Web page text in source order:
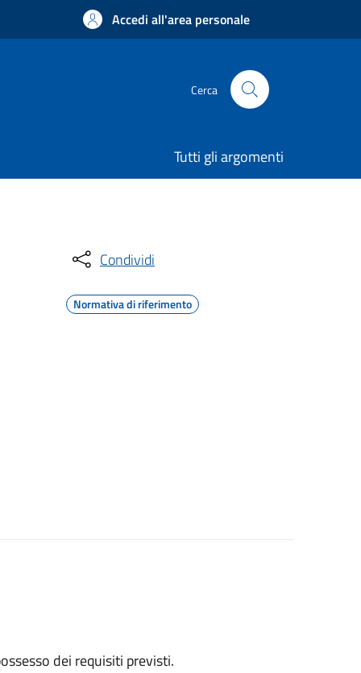
Accedi all'area personale
Cerca
Tutti gli argomenti
Condividi
Normativa di riferimento
dei requisiti previsti.